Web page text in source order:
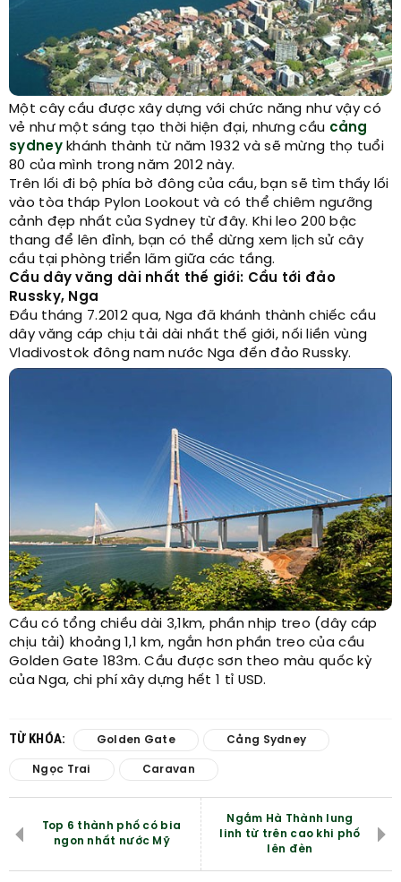
Một cây cầu được xây dựng với chức năng như vậy có
vẻ như một sáng tạo thời hiện đại, nhưng cầu cảng
sydneykhánh thành từ năm 1932 và sẽ mừng thọ tuổi
80 của mình trong năm 2012 này.
Trên lối đi bộ phía bờ đông của cầu, bạn sẽ tìm thấy lối
vào tòa tháp Pylon Lookout và có thể chiêm ngưỡng
cảnh đẹp nhất của Sydney từ đây. Khi leo 200 bậc
thang để lên đỉnh, bạn có thể dừng xem lịch sử cây
cầu tại phòng triển lãm giữa các tầng.
Cầu dây văng dài nhất thế giới: Cầu tới đảo
Russky, Nga
Đầu tháng 7.2012 qua, Nga đã khánh thành chiếc cầu
dây văng cáp chịu tải dài nhất thế giới, nối liền vùng
Vladivostok đông nam nước Nga đến đảo Russky.
Cầu có tổng chiều dài 3,1km, phần nhịp treo (dây cáp
chịu tải) khoảng 1,1 km, ngắn hơn phần treo của cầu
Golden Gate 183m. Cầu được sơn theo màu quốc kỳ
của Nga, chi phí xây dựng hết 1 tỉ USD.
TỪ KHÓA: Golden Gate Cảng Sydney
Ngọc Trai Caravan
Top 6 thành phố có bia
ngon nhất nước Mỹ
Ngắm Hà Thành lung
linh từ trên cao khi phố
lên đèn